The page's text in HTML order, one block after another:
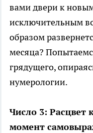
вами двери к
исключительным
образом
месяца?
грядущего,
нумерологии.
Число 3: Расцвет
момент